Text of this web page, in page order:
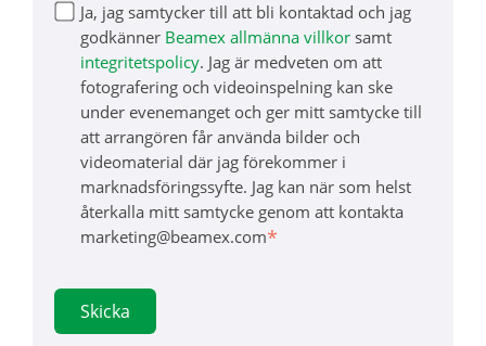
Ja, jag samtycker till att bli kontaktad och jag
godkänner Beamex allmänna villkor samt
integritetspolicy. Jag är medveten om att
fotografering och videoinspelning kan ske
under evenemanget och ger mitt samtycke till
att arrangören får använda bilder och
videomaterial där jag förekommer i
marknadsföringssyfte. Jag kan när som helst
återkalla mitt samtycke genom att kontakta
marketing@beamex.com*